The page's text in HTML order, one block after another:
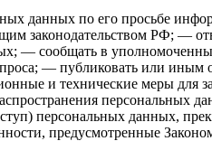
данных по его просьбе
законодательством РФ; —
— сообщать в
— публиковать или
и технические меры для
персональных данных,
предусмотренные